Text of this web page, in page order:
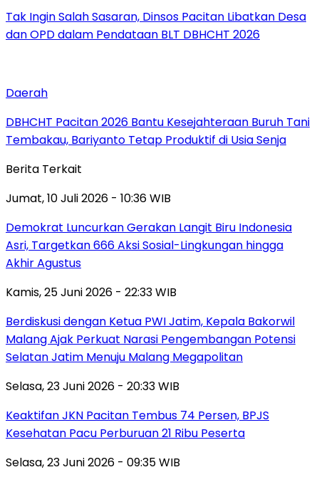
Tak Ingin Salah Sasaran, Dinsos Pacitan Libatkan Desa
dan OPD dalam Pendataan BLT DBHCHT 2026
Daerah
DBHCHT Pacitan 2026 Bantu Kesejahteraan Buruh Tani
Tembakau, Bariyanto Tetap Produktif di Usia Senja
Berita Terkait
Jumat, 10 Juli 2026 - 10:36 WIB
Demokrat Luncurkan Gerakan Langit Biru Indonesia
Asri, Targetkan 666 Aksi Sosial-Lingkungan hingga
Akhir Agustus
Kamis, 25 Juni 2026 - 22:33 WIB
Berdiskusi dengan Ketua PWI Jatim, Kepala Bakorwil
Malang Ajak Perkuat Narasi Pengembangan Potensi
Selatan Jatim Menuju Malang Megapolitan
Selasa, 23 Juni 2026 - 20:33 WIB
Keaktifan JKN Pacitan Tembus 74 Persen, BPJS
Kesehatan Pacu Perburuan 21 Ribu Peserta
Selasa, 23 Juni 2026 - 09:35 WIB